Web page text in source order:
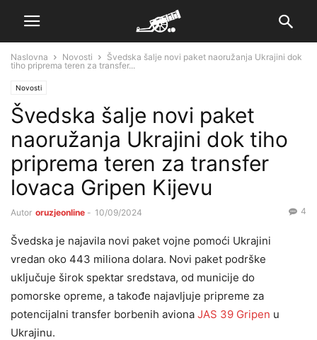
Naslovna Novosti
Švedska šalje novi paket naoružanja Ukrajini dok
tiho priprema teren za transfer...
Novosti
Švedska šalje novi paket
naoružanja Ukrajini dok tiho
priprema teren za transfer
lovaca Gripen Kijevu
Autor oruzjeonline - 10/09/2024 4
Švedska je najavila novi paket vojne pomoći Ukrajini
vredan oko 443 miliona dolara. Novi paket podrške
uključuje širok spektar sredstava, od municije do
pomorske opreme, a takođe najavljuje pripreme za
potencijalni transfer borbenih aviona JAS 39 Gripen u
Ukrajinu.